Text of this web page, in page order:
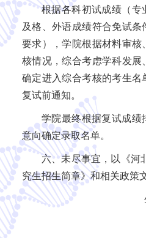
根据各科初试成绩（专
及格、外语成绩符合免试
要求），学院根据材料审
核情况，综合考虑学科发展
确定进入综合考核的考生名
复试前通知。
学院最终根据复试成绩
意向确定录取名单。
六、未尽事宜，以《河
究生招生简章》和相关政策